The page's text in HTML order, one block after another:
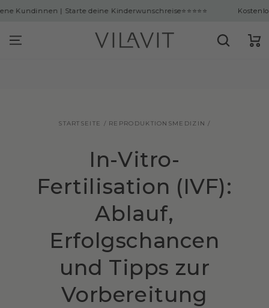
| Starte deine Kinderwunschreise⭐⭐⭐⭐⭐ Kostenloser
STARTSEITE / REPRODUKTIONSMEDIZIN /
In-Vitro-
Fertilisation (IVF):
Ablauf,
Erfolgschancen
und Tipps zur
Vorbereitung